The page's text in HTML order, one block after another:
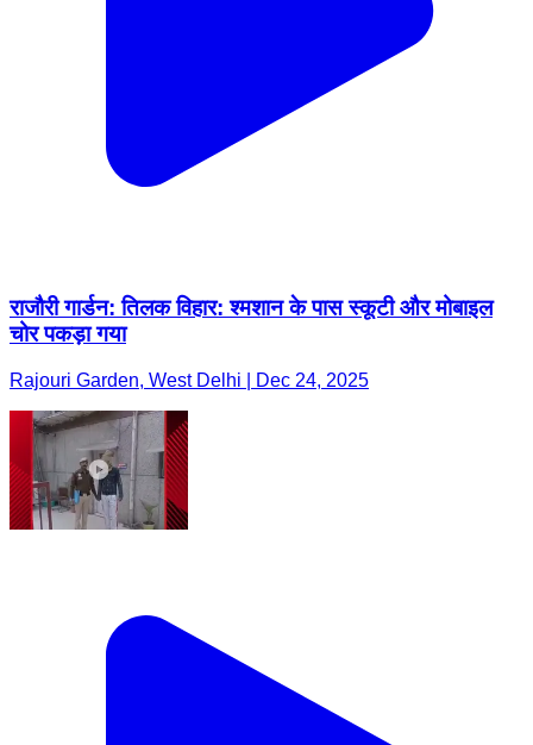
राजौरी गार्डन: तिलक विहार: श्मशान के पास स्कूटी और मोबाइल